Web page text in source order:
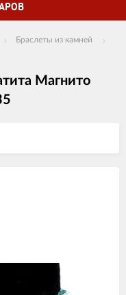
Браслеты из камней
Магнито